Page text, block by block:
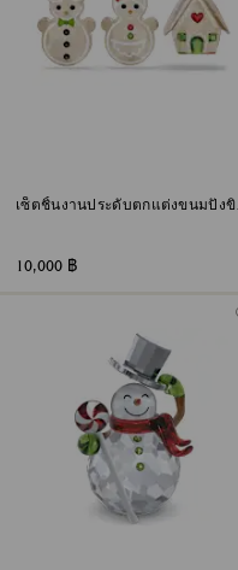
เซ็ตชิ้นงานประดับตกแต่งขนมปังขิง
10,000 ฿